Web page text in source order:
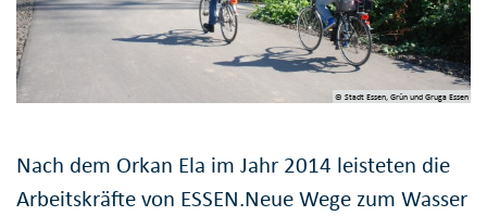
© Stadt Essen, Grün und Gruga Essen
Nach dem Orkan Ela im Jahr 2014 leisteten die
Arbeitskräfte von ESSEN.Neue Wege zum Wasser